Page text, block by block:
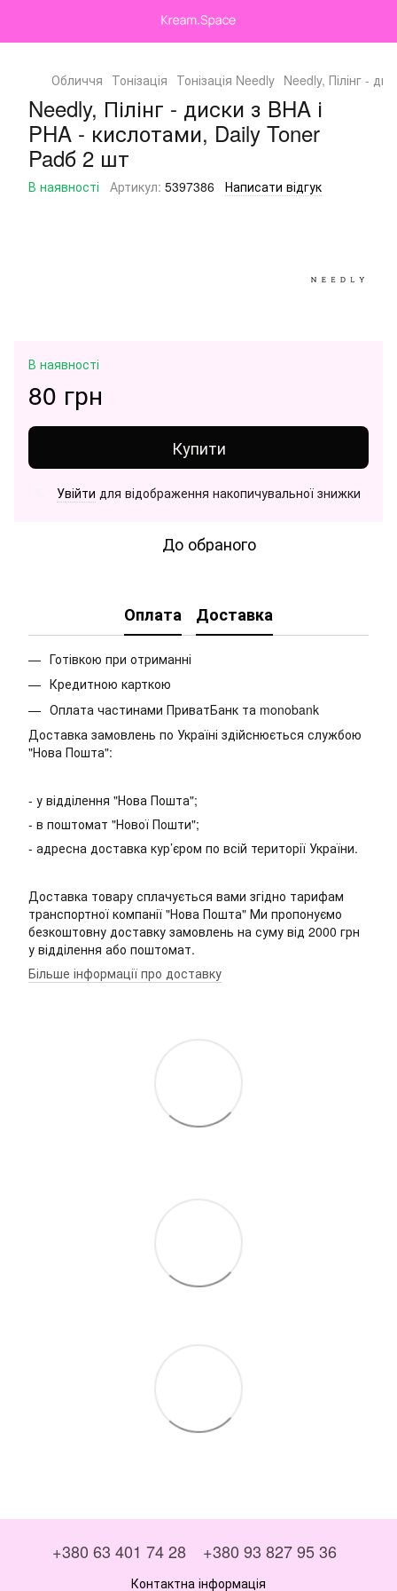
Обличчя Тонізація Тонізація Needly Needly, Пілінг -
Needly, Пілінг - диски з BHA і
PHA - кислотами, Daily Toner
Padб 2 шт
В наявності Артикул: 5397386 Написати відгук
В наявності
80 грн
Купити
Увійти для відображення накопичувальної знижки
До обраного
Оплата Доставка
Готівкою при отриманні
Кредитною карткою
Оплата частинами ПриватБанк та monobank
Доставка замовлень по Україні здійснюється службою
"Нова Пошта":
- у відділення "Нова Пошта";
- в поштомат "Нової Пошти";
- адресна доставка кур’єром по всій території України.
Доставка товару сплачується вами згідно тарифам
транспортної компанії "Нова Пошта" Ми пропонуємо
безкоштовну доставку замовлень на суму від 2000 грн
у відділення або поштомат.
Більше інформації про доставку
+380 63 401 74 28 +380 93 827 95 36
Контактна інформація